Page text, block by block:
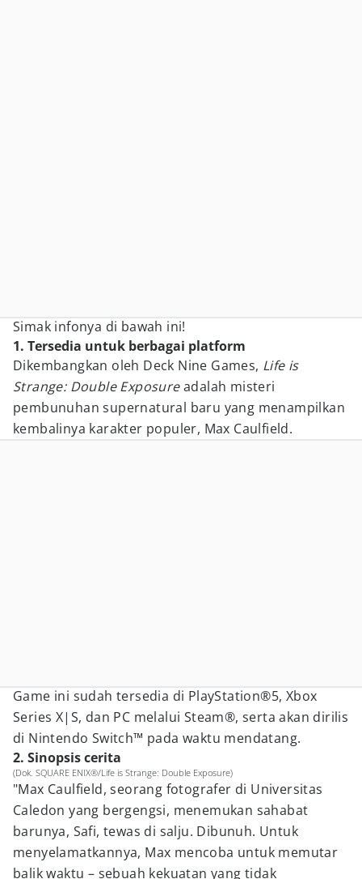
Simak infonya di bawah ini!
1. Tersedia untuk berbagai platform
Dikembangkan oleh Deck Nine Games, Life is
Strange: Double Exposureadalah misteri
pembunuhan supernatural baru yang menampilkan
kembalinya karakter populer, Max Caulfield.
Game ini sudah tersedia di PlayStation®5, Xbox
Series X|S, dan PC melalui Steam®, serta akan dirilis
di Nintendo Switch™️ pada waktu mendatang.
2. Sinopsis cerita
(Dok. SQUARE ENIX®/Life is Strange: Double Exposure)
"Max Caulfield, seorang fotografer di Universitas
Caledon yang bergengsi, menemukan sahabat
barunya, Safi, tewas di salju. Dibunuh. Untuk
menyelamatkannya, Max mencoba untuk memutar
balik waktu – sebuah kekuatan yang tidak